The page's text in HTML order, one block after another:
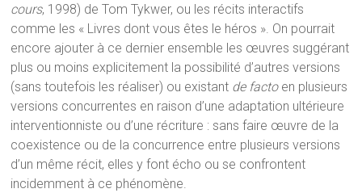
cours, 1998) de Tom Tykwer, ou les récits interactifs
comme les « Livres dont vous êtes le héros ». On pourrait
encore ajouter à ce dernier ensemble les œuvres suggérant
plus ou moins explicitement la possibilité d’autres versions
(sans toutefois les réaliser) ou existant de factoen plusieurs
versions concurrentes en raison d’une adaptation ultérieure
interventionniste ou d’une récriture : sans faire œuvre de la
coexistence ou de la concurrence entre plusieurs versions
d’un même récit, elles y font écho ou se confrontent
incidemment à ce phénomène.